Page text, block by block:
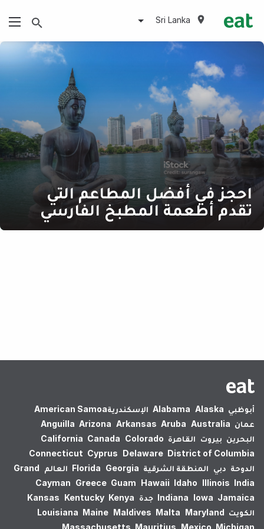
Sri Lanka
احجز في أفضل المطاعم التي
تقدم أطعمة المطبخ الفارسي
أبوظبي Alabama Alaska الإسكندرية‎American Samoa
عمان
Anguilla Arizona Arkansas Aruba Australia
البحرين بيروت القاهرة California Canada Colorado
Connecticut Cyprus Delaware District of Columbia
الدوحة دبي المنطقة الشرقية Florida Georgia العالم
Grand
Cayman Greece Guam Hawaii Idaho Illinois India
Indiana Iowa Jamaica جدة Kansas Kentucky Kenya
الكويت
Louisiana Maine Maldives Malta Maryland